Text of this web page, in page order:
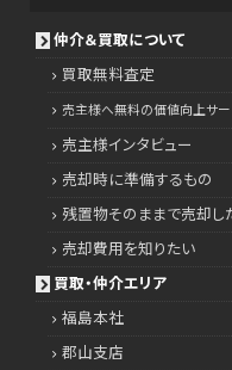
仲介＆買取について
買取無料査定
売主様へ無料の価値向上サー
売主様インタビュー
売却時に準備するもの
残置物そのままで売却し
売却費用を知りたい
買取・仲介エリア
福島本社
郡山支店